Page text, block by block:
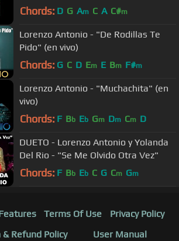
Chords: D G Am C A C#m
Lorenzo Antonio - "De Rodillas Te
Pido" (en vivo)
Chords: G C D Em E Bm F#m
Lorenzo Antonio - "Muchachita" (en
vivo)
Chords: F Bb Eb Gm Dm Cm D
DUETO - Lorenzo Antonio y Yolanda
Del Rio - "Se Me Olvido Otra Vez"
Chords: F Bb Eb C G Cm Gm
Terms Of Use
Privacy Policy
Refund Policy
User Manual